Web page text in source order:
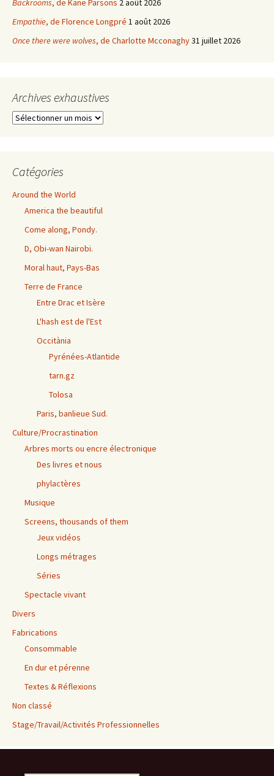
Backrooms, de Kane Parsons 2 août 2026
Empathie, de Florence Longpré 1 août 2026
Once there were wolves, de Charlotte Mcconaghy31 juillet 2026
Archives exhaustives
Archives
Catégories
Around the World
America the beautiful
Come along, Pondy.
D, Obi-wan Nairobi.
Moral haut, Pays-Bas
Terre de France
Entre Drac et Isère
L'hash est de l'Est
Occitània
Pyrénées-Atlantide
tarn.gz
Tolosa
Paris, banlieue Sud.
Culture/Procrastination
Arbres morts ou encre électronique
Des livres et nous
phylactères
Musique
Screens, thousands of them
Jeux vidéos
Longs métrages
Séries
Spectacle vivant
Divers
Fabrications
Consommable
En dur et pérenne
Textes & Réflexions
Non classé
Stage/Travail/Activités Professionnelles